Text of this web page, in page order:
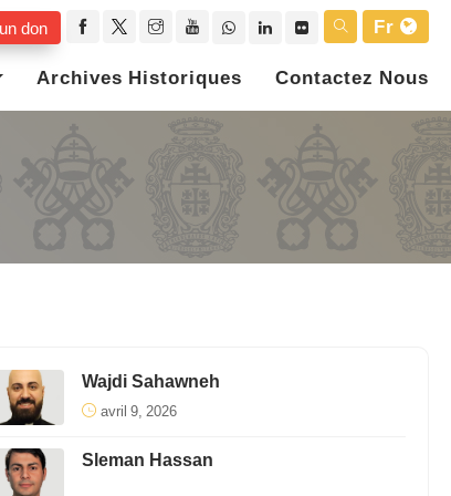
don
Fr
Archives Historiques Contactez Nous
Wajdi Sahawneh
avril 9, 2026
Sleman Hassan